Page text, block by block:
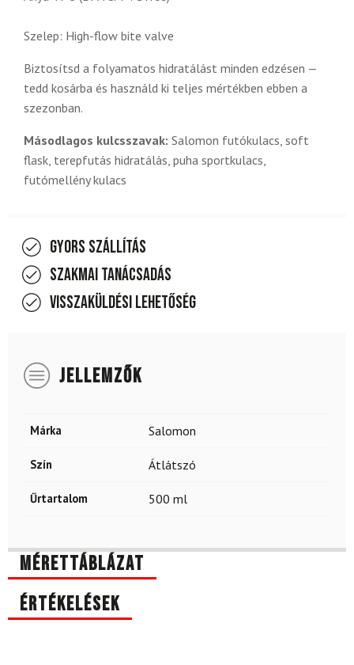
Szelep: High-flow bite valve
Biztosítsd a folyamatos hidratálást minden edzésen —
tedd kosárba és használd ki teljes mértékben ebben a
szezonban.
Másodlagos kulcsszavak: Salomon futókulacs, soft
flask, terepfutás hidratálás, puha sportkulacs,
futómellény kulacs
Gyors szállítás
Szakmai tanácsadás
Visszaküldési lehetőség
JELLEMZŐK
Márka Salomon
Szín Átlátszó
Űrtartalom 500 ml
Mérettáblázat
Értékelések